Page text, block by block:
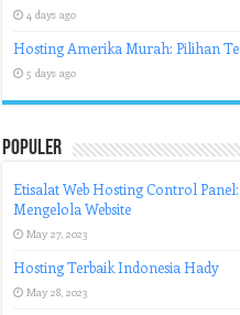
4 days ago
Hosting Amerika Murah: Pilihan
5 days ago
Populer
Etisalat Web Hosting Control
Mengelola Website
May 27, 2023
Hosting Terbaik Indonesia Hady
May 28, 2023